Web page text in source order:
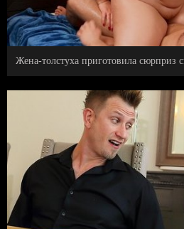
Жена-толстуха приготовила сюрприз